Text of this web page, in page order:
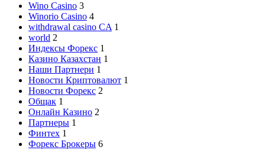
Wino Casino 3
Winorio Casino 4
withdrawal casino CA 1
world 2
Индексы Форекс 1
Казино Казахстан 1
Наши Партнери 1
Новости Криптовалют 1
Новости Форекс 2
Общак 1
Онлайн Казино 2
Партнеры 1
Финтех 1
Форекс Брокеры 6